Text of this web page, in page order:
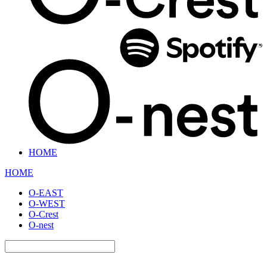
HOME
HOME
O-EAST
O-WEST
O-Crest
O-nest